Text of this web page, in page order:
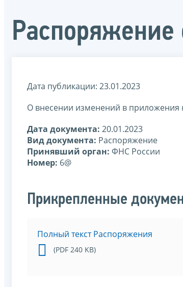
Дата публикации: 23.01.2023
О внесении изменений в приложения
Дата документа: 20.01.2023
Вид документа: Распоряжение
Принявший орган: ФНС России
Номер: 6@
Прикрепленные
Полный текст Распоряжения
(PDF 240 KB)